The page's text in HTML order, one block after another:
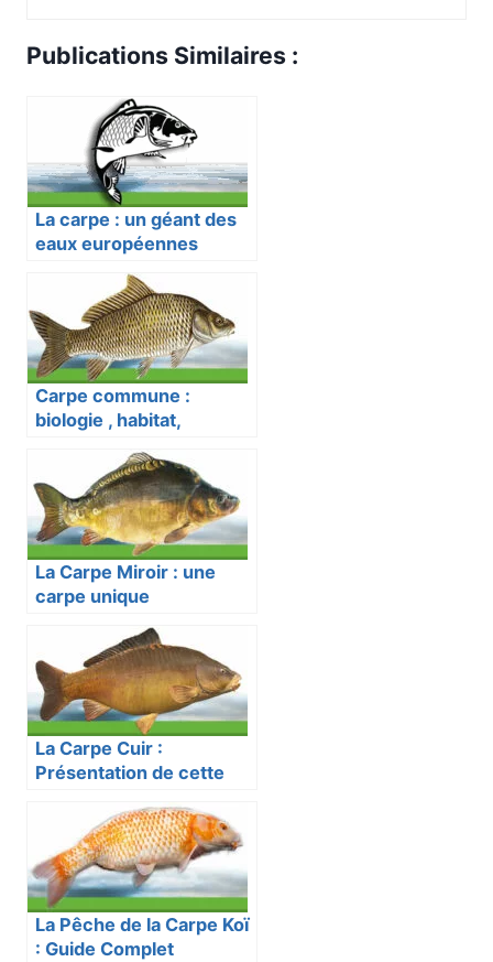
Publications Similaires :
La carpe : un géant des
eaux européennes
Carpe commune :
biologie , habitat,
écologique
La Carpe Miroir : une
carpe unique
La Carpe Cuir :
Présentation de cette
La Pêche de la Carpe Koï
: Guide Complet